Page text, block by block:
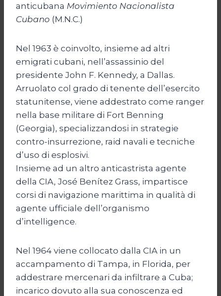
anticubana Movimiento Nacionalista
Cubano (M.N.C.)
Nel 1963 è coinvolto, insieme ad altri
emigrati cubani, nell’assassinio del
presidente John F. Kennedy, a Dallas.
Arruolato col grado di tenente dell’esercito
statunitense, viene addestrato come ranger
nella base militare di Fort Benning
(Georgia), specializzandosi in strategie
contro-insurrezione, raid navali e tecniche
d’uso di esplosivi.
Insieme ad un altro anticastrista agente
della CIA, José Benítez Grass, impartisce
corsi di navigazione marittima in qualità di
agente ufficiale dell’organismo
d’intelligence.
Nel 1964 viene collocato dalla CIA in un
accampamento di Tampa, in Florida, per
addestrare mercenari da infiltrare a Cuba;
incarico dovuto alla sua conoscenza ed